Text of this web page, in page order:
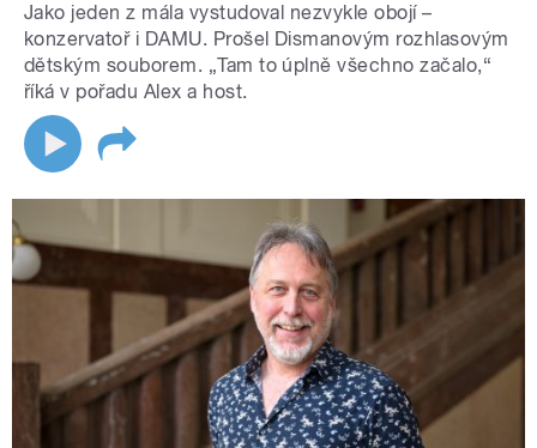
Jako jeden z mála vystudoval nezvykle obojí –
konzervatoř i DAMU. Prošel Dismanovým rozhlasovým
dětským souborem. „Tam to úplně všechno začalo,“
říká v pořadu Alex a host.